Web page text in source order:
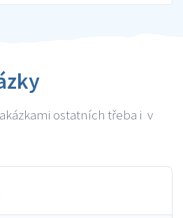
ostatních třeba i v